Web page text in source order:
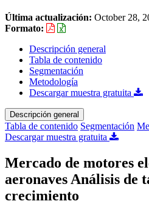
Última actualización: October 28,
Formato:
Descripción general
Tabla de contenido
Segmentación
Metodología
Descargar muestra gratuita
Descripción general
Tabla de contenido Segmentación
Descargar muestra gratuita
Mercado de motores
aeronaves Análisis de
crecimiento